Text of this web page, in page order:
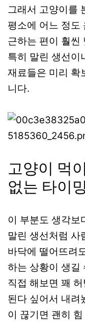
그래서 고양이를
평소에 어느 정도
근하는 편이 훨씬
특히 말린 생선이
재료들은 미리 확
니다.
고양이 먹
없는 타이
이 부분도 생각보
말린 생선처럼 사
바닥에 떨어뜨려
하는 상황이 생길
직접 해보면 꽤
된다 싶어서 내려
이 끊기면 괜히